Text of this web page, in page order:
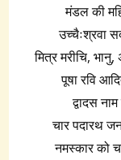
मंडल की
उच्चैःश्रवा
मित्र मरीचि,
पूषा रवि
द्वादस
चार पदारथ
नमस्कार को